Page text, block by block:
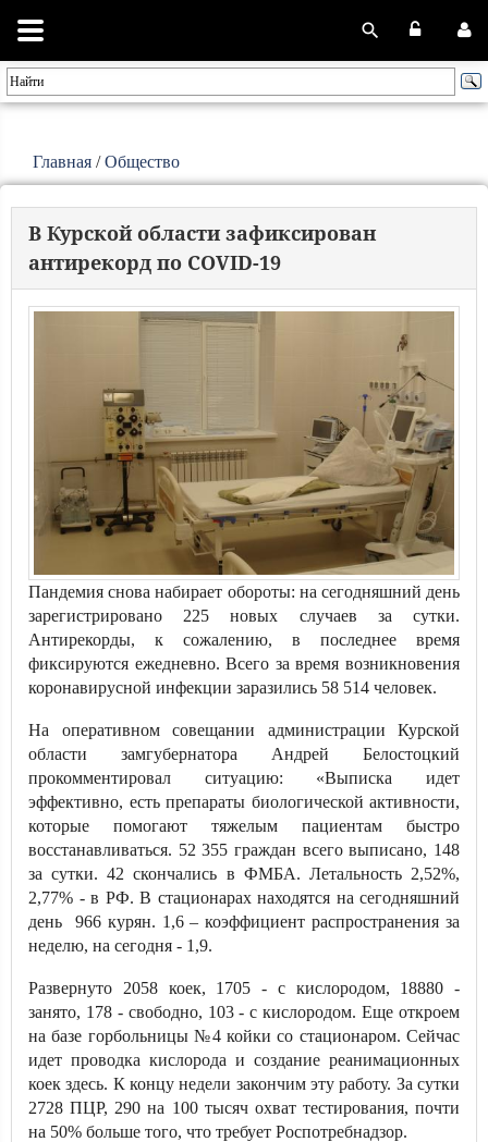
Главная /Общество
В Курской области зафиксирован
антирекорд по COVID-19
Пандемия снова набирает обороты: на сегодняшний день
зарегистрировано 225 новых случаев за сутки.
Антирекорды, к сожалению, в последнее время
фиксируются ежедневно. Всего за время возникновения
коронавирусной инфекции заразились 58 514 человек.
На оперативном совещании администрации Курской
области замгубернатора Андрей Белостоцкий
прокомментировал ситуацию: «Выписка идет
эффективно, есть препараты биологической активности,
которые помогают тяжелым пациентам быстро
восстанавливаться. 52 355 граждан всего выписано, 148
за сутки. 42 скончались в ФМБА. Летальность 2,52%,
2,77% - в РФ. В стационарах находятся на сегодняшний
день 966 курян. 1,6 – коэффициент распространения за
неделю, на сегодня - 1,9.
Развернуто 2058 коек, 1705 - с кислородом, 18880 -
занято, 178 - свободно, 103 - с кислородом. Еще откроем
на базе горбольницы №4 койки со стационаром. Сейчас
идет проводка кислорода и создание реанимационных
коек здесь. К концу недели закончим эту работу. За сутки
2728 ПЦР, 290 на 100 тысяч охват тестирования, почти
на 50% больше того, что требует Роспотребнадзор.